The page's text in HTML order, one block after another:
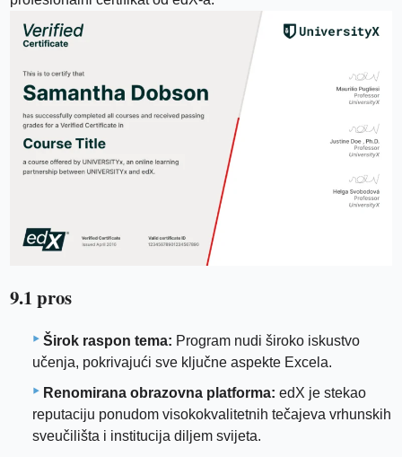
9.1 pros
Širok raspon tema: Program nudi široko iskustvo
učenja, pokrivajući sve ključne aspekte Excela.
Renomirana obrazovna platforma: edX je stekao
reputaciju ponudom visokokvalitetnih tečajeva vrhunskih
sveučilišta i institucija diljem svijeta.